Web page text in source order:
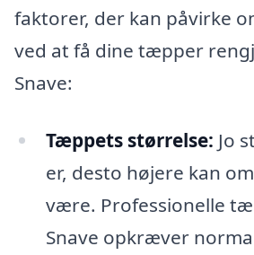
faktorer, der kan påvirke
ved at få dine tæpper
Snave:
Tæppets størrelse: Jo
er, desto højere kan
være. Professionelle
Snave opkræver